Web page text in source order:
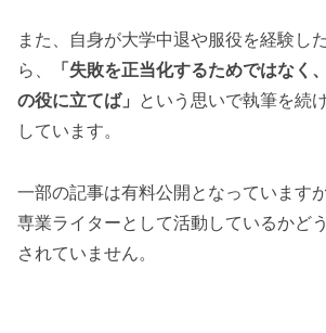
また、自身が大学中退や服役を経験し
ら、
「失敗を正当化するためではなく
の役に立てば」 という思いで執筆を続
しています。
一部の記事は有料公開となっています
専業ライターとして活動しているかど
されていません。